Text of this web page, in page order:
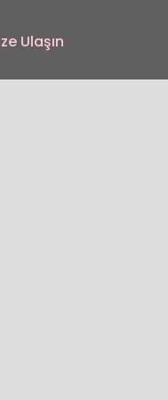
Ulaşın